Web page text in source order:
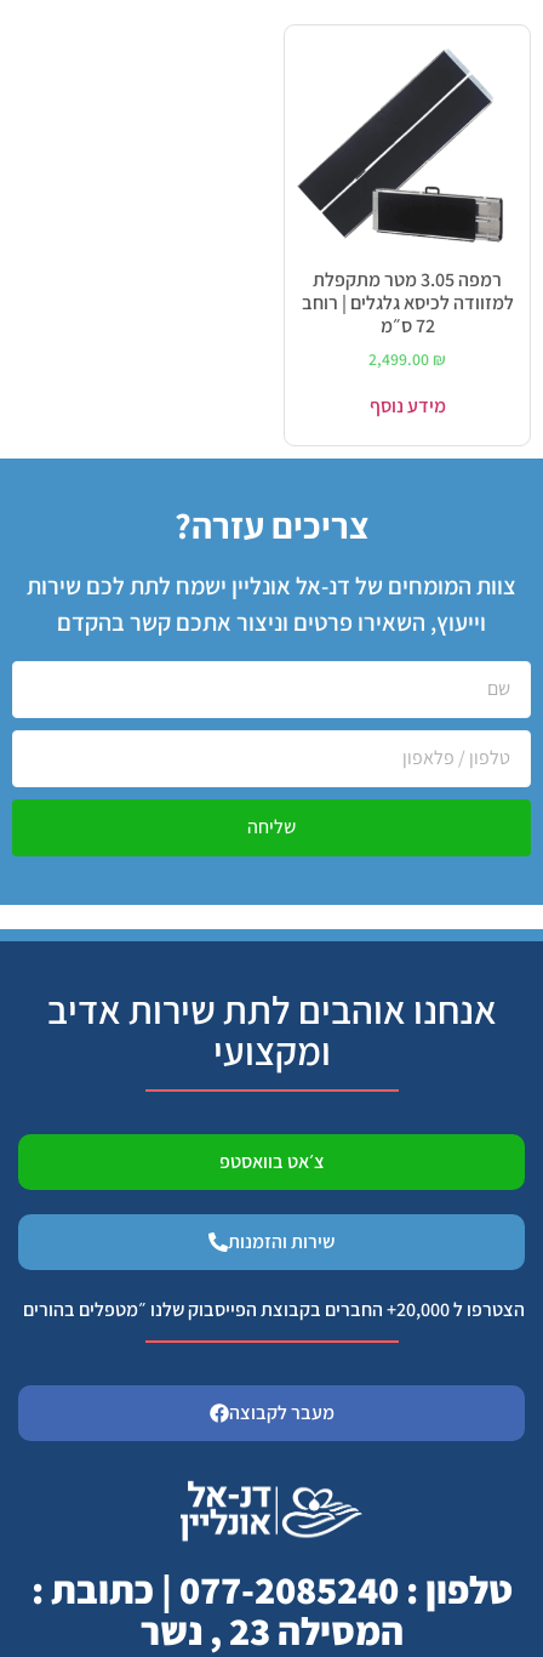
רמפה 3.05 מטר מתקפלת
למזוודה לכיסא גלגלים | רוחב
72 ס״מ
2,499.00 ₪
מידע נוסף
צריכים עזרה?
צוות המומחים של דנ-אל אונליין ישמח לתת לכם שירות
וייעוץ, השאירו פרטים וניצור אתכם קשר בהקדם
שליחה
אנחנו אוהבים לתת שירות אדיב
ומקצועי
צ׳אט בוואסטפ
שירות והזמנות
הצטרפו ל 20,000+ החברים בקבוצת הפייסבוק שלנו ״מטפלים בהורים
מעבר לקבוצה
טלפון : 077-2085240 | כתובת :
המסילה 23 , נשר